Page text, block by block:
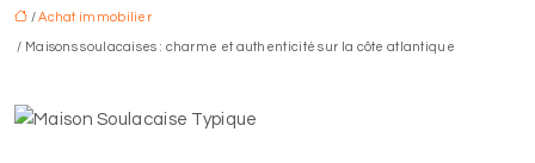
/Achat immobilier
/ Maisons soulacaises : charme et authenticité sur la côte atlantique